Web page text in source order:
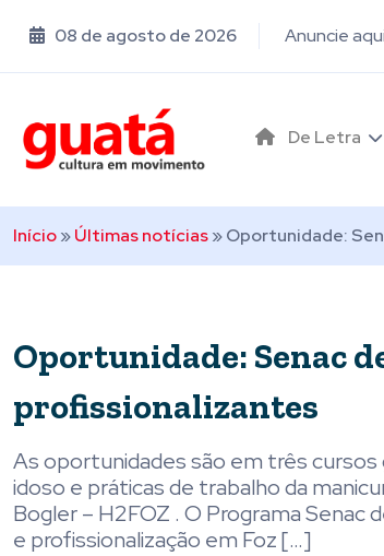
08 de agosto de 2026 Anuncie aqui
De Letra
Início»Últimas notícias»Oportunidade:
Oportunidade: Senac
profissionalizantes
As oportunidades são em três
idoso e práticas de trabalho da
Bogler – H2FOZ . O Programa
e profissionalização em Foz […]